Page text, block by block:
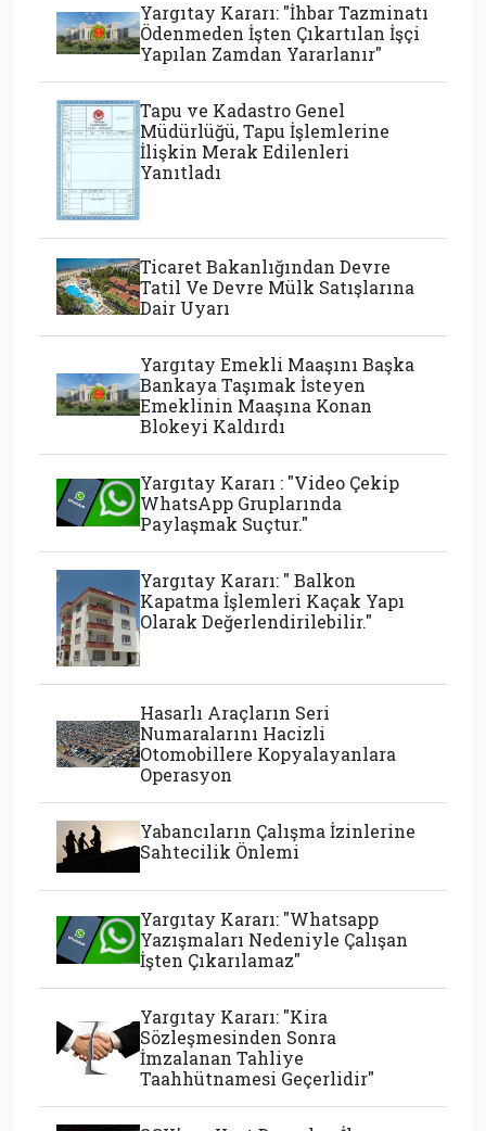
Yargıtay Kararı: "İhbar Tazminatı
Ödenmeden İşten Çıkartılan İşçi
Yapılan Zamdan Yararlanır"
Tapu ve Kadastro Genel
Müdürlüğü, Tapu İşlemlerine
İlişkin Merak Edilenleri
Yanıtladı
Ticaret Bakanlığından Devre
Tatil Ve Devre Mülk Satışlarına
Dair Uyarı
Yargıtay Emekli Maaşını Başka
Bankaya Taşımak İsteyen
Emeklinin Maaşına Konan
Blokeyi Kaldırdı
Yargıtay Kararı : "Video Çekip
WhatsApp Gruplarında
Paylaşmak Suçtur."
Yargıtay Kararı: " Balkon
Kapatma İşlemleri Kaçak Yapı
Olarak Değerlendirilebilir."
Hasarlı Araçların Seri
Numaralarını Hacizli
Otomobillere Kopyalayanlara
Operasyon
Yabancıların Çalışma İzinlerine
Sahtecilik Önlemi
Yargıtay Kararı: "Whatsapp
Yazışmaları Nedeniyle Çalışan
İşten Çıkarılamaz"
Yargıtay Kararı: "Kira
Sözleşmesinden Sonra
İmzalanan Tahliye
Taahhütnamesi Geçerlidir"